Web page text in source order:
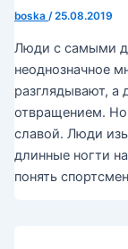
boska /25.08.2019
Люди с самыми
неоднозначное
разглядывают, а
отвращением. Но
славой. Люди
длинные ногти
понять